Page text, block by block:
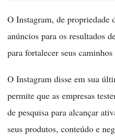
O Instagram, de propriedade
anúncios para os resultados
para fortalecer seus
O Instagram disse em sua
permite que as empresas
de pesquisa para alcançar
seus produtos, conteúdo e